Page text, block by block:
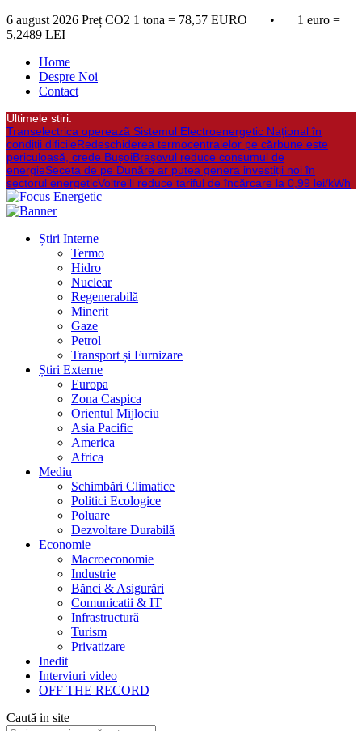
6 august 2026 Preț CO2 1 tona = 78,57 EURO • 1 euro =
5,2489 LEI
Home
Despre Noi
Contact
Ultimele stiri:
Transelectrica opereazã Sistemul Electroenergetic Național în
condiții dificileRedeschiderea termocentralelor pe cărbune este
periculoasă, crede BușoiBrașovul reduce consumul de
energieSeceta de pe Dunăre ar putea genera investiții noi în
sectorul energeticVoltrelli reduce tariful de încărcare la 0,99 lei/kWh
Știri Interne
Termo
Hidro
Nuclear
Regenerabilă
Minerit
Gaze
Petrol
Transport și Furnizare
Știri Externe
Europa
Zona Caspica
Orientul Mijlociu
Asia Pacific
America
Africa
Mediu
Schimbări Climatice
Politici Ecologice
Poluare
Dezvoltare Durabilă
Economie
Macroeconomie
Industrie
Bănci & Asigurări
Comunicatii & IT
Infrastructură
Turism
Privatizare
Inedit
Interviuri video
OFF THE RECORD
Caută in site